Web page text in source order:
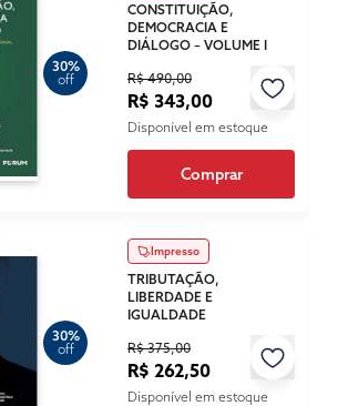
30%
off
CONSTITUIÇÃO,
DEMOCRACIA E
DIÁLOGO – VOLUME I
R$ 490,00
R$ 343,00
Disponível em estoque
Comprar
30%
off
Impresso
TRIBUTAÇÃO,
LIBERDADE E
IGUALDADE
R$ 375,00
R$ 262,50
Disponível em estoque